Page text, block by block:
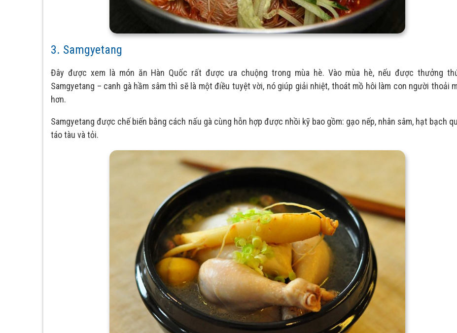
3. Samgyetang
Đây được xem là món ăn Hàn Quốc rất được ưa chuộng trong mùa hè. Vào mùa hè, nếu được thưởng
Samgyetang – canh gà hầm sâm thì sẽ là một điều tuyệt vời, nó giúp giải nhiệt, thoát mồ hôi làm con người thoải
hơn.
Samgyetang được chế biến bằng cách nấu gà cùng hỗn hợp được nhồi kỹ bao gồm: gạo nếp, nhân sâm, hạt bạch
táo tàu và tỏi.